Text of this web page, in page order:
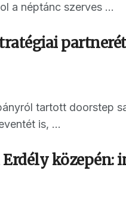
a néptánc szerves ...
tartott doorstep
is, ...
közepén: